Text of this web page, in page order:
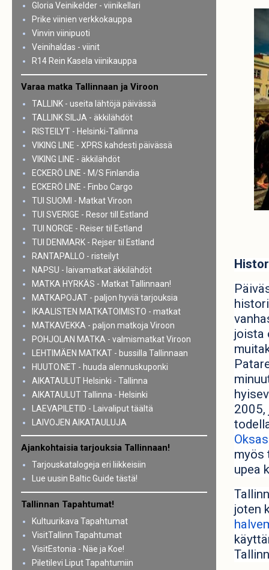
joista
myös
upea
joten
Gloria Veinikelder - viinikellari
Prike viinien verkkokauppa
Vinvin viinipuoti
Veinihaldas - viinit
R14 Rein Kasela viinikauppa
Varaa matka Tallinnaan ja Viroon
TALLINK - useita lähtöjä päivässä
TALLINK SILJA - äkkilähdöt
RISTEILYT - Helsinki-Tallinna
VIKING LINE - XPRS kahdesti päivässä
VIKING LINE - äkkilähdöt
ECKERÖ LINE - M/S Finlandia
ECKERÖ LINE - Finbo Cargo
TUI SUOMI - Matkat Viroon
TUI SVERIGE - Resor till Estland
TUI NORGE - Reiser til Estland
TUI DENMARK - Rejser til Estland
RANTAPALLO - risteilyt
NAPSU - laivamatkat äkkilähdöt
MATKA HYRKÄS - Matkat Tallinnaan!
MATKAPOJAT - paljon hyviä tarjouksia
IKAALISTEN MATKATOIMISTO - matkat
MATKAVEKKA - paljon matkoja Viroon
POHJOLAN MATKA - valmismatkat Viroon
LEHTIMÄEN MATKAT - bussilla Tallinnaan
HUUTO.NET - huuda alennuskuponki
AIKATAULUT Helsinki - Tallinna
AIKATAULUT Tallinna - Helsinki
LAEVAPILETID - Laivaliput täältä
LAIVOJEN AIKATAULUJA
Ajankohtaisia tarjouksia Tallinnaan!
Tarjouskatalogeja eri liikkeisiin
Lue uusin Baltic Guide tästä!
Tallinnan Tapahtumat!
Kultuurikava Tapahtumat
VisitTallinn Tapahtumat
VisitEstonia - Näe ja Koe!
Piletilevi Liput Tapahtumiin